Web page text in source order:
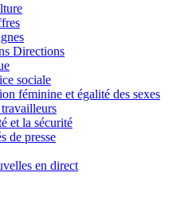
Directions
sociale
féminine et égalité des sexes
travailleurs
et la sécurité
de presse
en direct